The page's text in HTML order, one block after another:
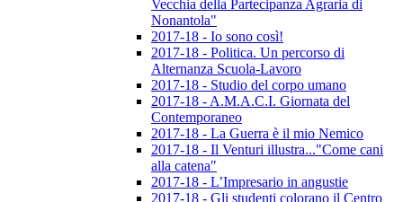
Vecchia della Partecipanza Agraria di
Nonantola"
2017-18 - Io sono così!
2017-18 - Politica. Un percorso di
Alternanza Scuola-Lavoro
2017-18 - Studio del corpo umano
2017-18 - A.M.A.C.I. Giornata del
Contemporaneo
2017-18 - La Guerra è il mio Nemico
2017-18 - Il Venturi illustra..."Come cani
alla catena"
2017-18 - L’Impresario in angustie
2017-18 - Gli studenti colorano il Centro